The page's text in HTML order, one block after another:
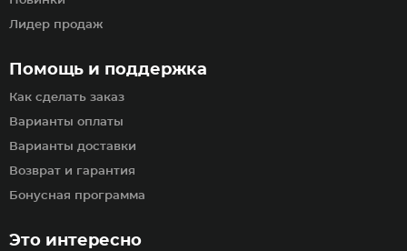
Помощь и поддержка
Как сделать заказ
Варианты оплаты
Варианты доставки
Возврат и гарантия
Бонусная программа
Лидер продаж
Это интересно